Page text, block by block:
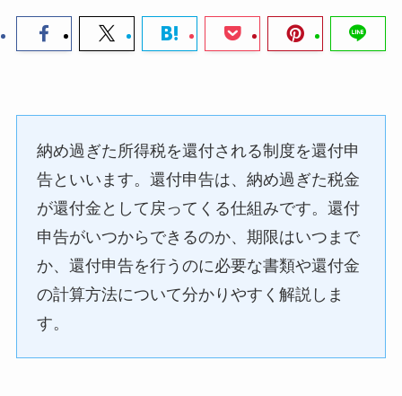
納め過ぎた所得税を還付される制度を還付申
告といいます。還付申告は、納め過ぎた税金
が還付金として戻ってくる仕組みです。還付
申告がいつからできるのか、期限はいつまで
か、還付申告を行うのに必要な書類や還付金
の計算方法について分かりやすく解説しま
す。